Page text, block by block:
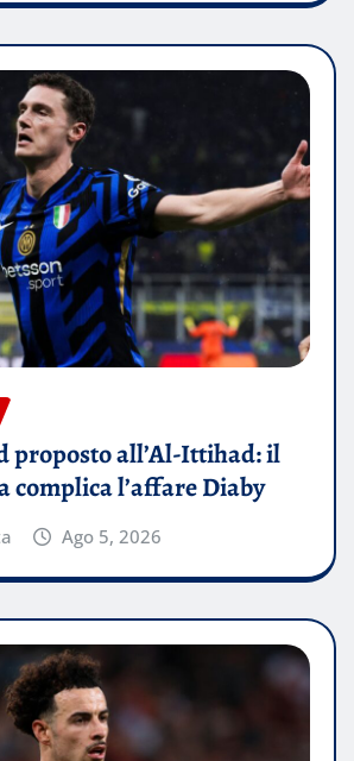
proposto all’Al-Ittihad: il
complica l’affare Diaby
Ago 5, 2026